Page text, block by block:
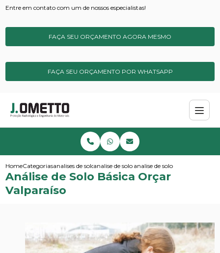
Entre em contato com um de nossos especialistas!
FAÇA SEU ORÇAMENTO AGORA MESMO
FAÇA SEU ORÇAMENTO POR WHATSAPP
HomeCategoriasanalises de solos e sedimentos
analise de solo idealanalise de solo basica orcar
Análise de Solo Básica Orçar
Valparaíso